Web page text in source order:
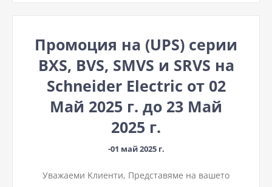
Промоция на (UPS) серии
BXS, BVS, SMVS и SRVS на
Schneider Electric от 02
Май 2025 г. до 23 Май
2025 г.
-01 май 2025 г.
Уважаеми Kлиенти, Представяме на вашето